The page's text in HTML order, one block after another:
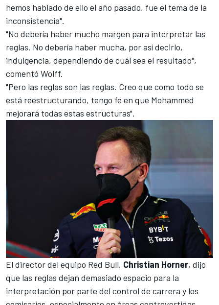
hemos hablado de ello el año pasado, fue el tema de la
inconsistencia".
"No debería haber mucho margen para interpretar las
reglas. No debería haber mucha, por así decirlo,
indulgencia, dependiendo de cuál sea el resultado",
comentó Wolff.
"Pero las reglas son las reglas. Creo que como todo se
está reestructurando, tengo fe en que Mohammed
mejorará todas estas estructuras".
El director del equipo Red Bull, Christian Horner, dijo
que las reglas dejan demasiado espacio para la
interpretación por parte del control de carrera y los